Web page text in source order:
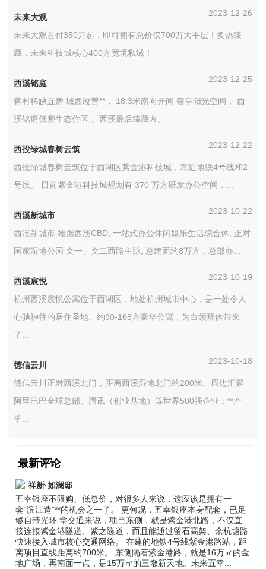
未来大观 2023-12-26
未来大观首付350万起，即可拥有总价仅700万大平层！炙热臻
藏，未来科技城核心400方宽境私域！
西溪铭庭 2023-12-25
蒋村稀缺五房 城西改善**， 18.3米南向开间 奢享阳光空间， 西
溪铭庭低密生态住区， 西溪最后臻藏方。
西投绿城春树云筑 2023-12-22
西投绿城春树云筑位于西湖区紫金港科技城，靠近地铁4号线和2
号线。 目前紫金港科技城规划有 370 万方研发办公空间，...
西溪新城市 2023-10-22
西溪新城市 雄踞西溪CBD, 一站式办公休闲娱乐生活综合体, 正对
国家湿地公园 文一、文二西路主脉, 总建面约8万方，总部办...
西溪宸悦 2023-10-19
杭州西溪宸悦公寓位于西湖区，地处杭州城市中心，是一处令人
心驰神往的居住圣地。约90-168方豪华公寓，为白领群体带来
了...
德信云川 2023-10-18
德信云川正对西溪北门，距离西溪湿地北门约200米。周边汇聚
阿里巴巴全球总部、腾讯（创业基地）等世界500强企业；**产
学...
最新评论
祥新·如澜邸
五幸银座不限购、低总价，对很多人来说，这应该是拥有一
套“滨江造”**的机会之一了。 更何况，五幸银座本身配套，已足
够自带光环 拿交通来说，项目东侧，就是紫金港北路，不仅直
接连接紫金港隧道、紫之隧道，而且能通过留石高架、余杭塘路
快速接入城市核心交通网络。 在建的地铁4号线紫金港路站，距
离项目直线距离约700米。 东侧隔着紫金港路，就是16万㎡的金
地广场，再南面一点，是15万㎡的三墩新天地。未来五幸...